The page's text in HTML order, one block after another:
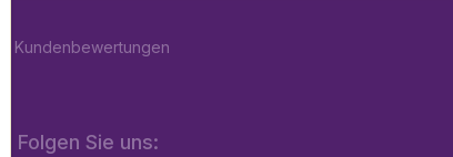
Kundenbewertungen
Folgen Sie uns: